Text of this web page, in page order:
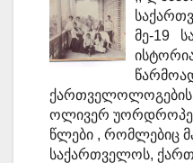
მე-19
ქართველოლოგების
ოლივერ
წლები , რომლებიც
საქართველოს,